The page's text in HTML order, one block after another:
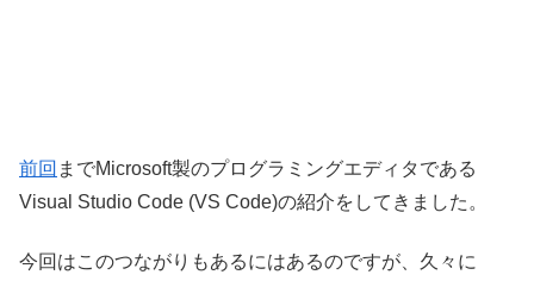
前回 までMicrosoft製のプログラミングエディタである
Visual Studio Code (VS Code)の紹介をしてきました。
今回はこのつながりもあるにはあるのですが、久々に